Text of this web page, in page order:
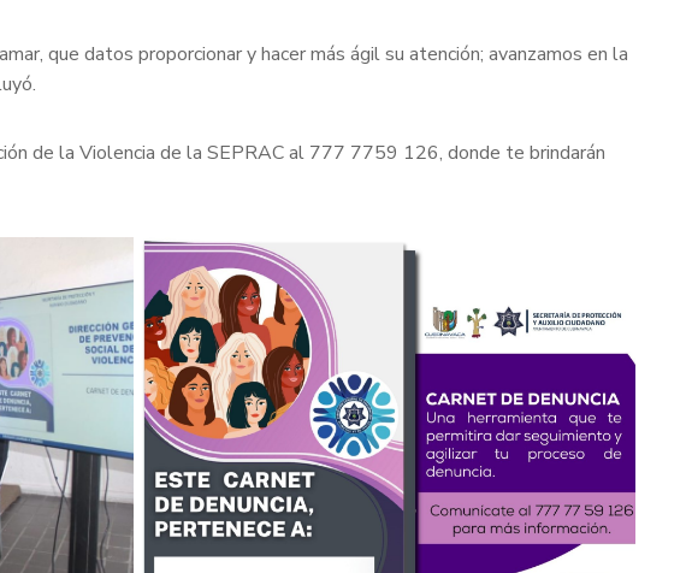
que datos proporcionar y hacer más ágil su atención; avanzamos en la
de la Violencia de la SEPRAC al 777 7759 126, donde te brindarán